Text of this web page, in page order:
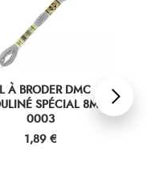
À BRODER DMC
SPÉCIAL 8M
0003
Prix
1,89 €